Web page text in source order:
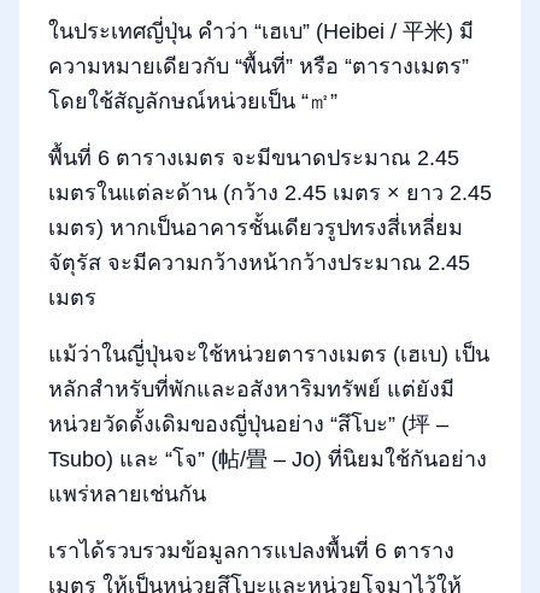
ในประเทศญี่ปุ่น คำว่า “เฮเบ” (Heibei / 平米) มี
ความหมายเดียวกับ “พื้นที่” หรือ “ตารางเมตร”
โดยใช้สัญลักษณ์หน่วยเป็น “㎡”
พื้นที่ 6 ตารางเมตร จะมีขนาดประมาณ 2.45
เมตรในแต่ละด้าน (กว้าง 2.45 เมตร × ยาว 2.45
เมตร) หากเป็นอาคารชั้นเดียวรูปทรงสี่เหลี่ยม
จัตุรัส จะมีความกว้างหน้ากว้างประมาณ 2.45
เมตร
แม้ว่าในญี่ปุ่นจะใช้หน่วยตารางเมตร (เฮเบ) เป็น
หลักสำหรับที่พักและอสังหาริมทรัพย์ แต่ยังมี
หน่วยวัดดั้งเดิมของญี่ปุ่นอย่าง “สึโบะ” (坪 –
Tsubo) และ “โจ” (帖/畳 – Jo) ที่นิยมใช้กันอย่าง
แพร่หลายเช่นกัน
เราได้รวบรวมข้อมูลการแปลงพื้นที่ 6 ตาราง
เมตร ให้เป็นหน่วยสึโบะและหน่วยโจมาไว้ให้